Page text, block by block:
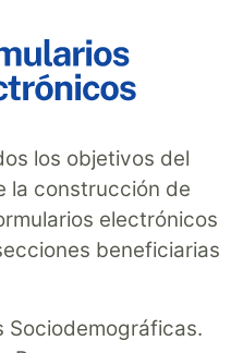
los objetivos del
la construcción de
electrónicos
beneficiarias
Sociodemográficas.